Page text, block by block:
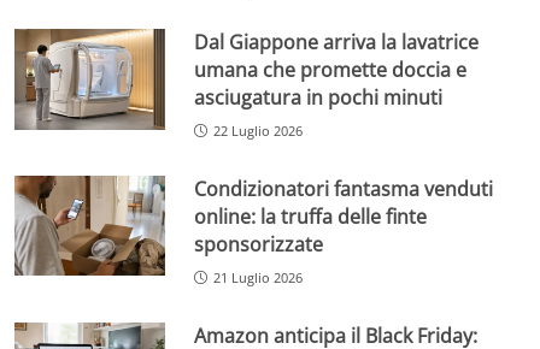
Dal Giappone arriva la lavatrice
umana che promette doccia e
asciugatura in pochi minuti
22 Luglio 2026
Condizionatori fantasma venduti
online: la truffa delle finte
sponsorizzate
21 Luglio 2026
Amazon anticipa il Black Friday: